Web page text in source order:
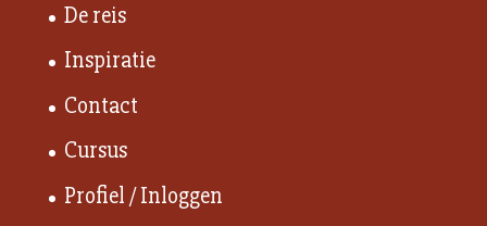
De reis
Inspiratie
Contact
Cursus
Profiel / Inloggen